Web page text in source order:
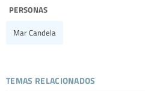
personas
Mar Candela
temas relacionados